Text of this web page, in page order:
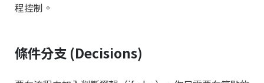
程控制。
條件分支 (Decisions)